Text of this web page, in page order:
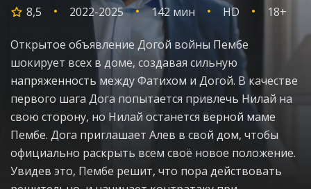
8,5 2022-2025 142 мин HD 18+
Открытое объявление Догой войны Пембе
шокирует всех в доме, создавая сильную
напряженность между Фатихом и Догой. В качестве
первого шага Дога попытается привлечь Нилай на
свою сторону, но Нилай останется верной маме
Пембе. Дога приглашает Алев в свой дом, чтобы
официально раскрыть всем своё новое положение.
Увидев это, Пембе решит, что пора действовать